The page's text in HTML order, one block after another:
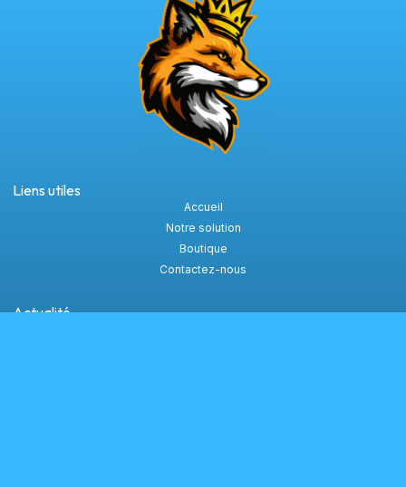
Liens utiles
Accueil
Notre solution
Boutique
Contactez-nous
Actualité